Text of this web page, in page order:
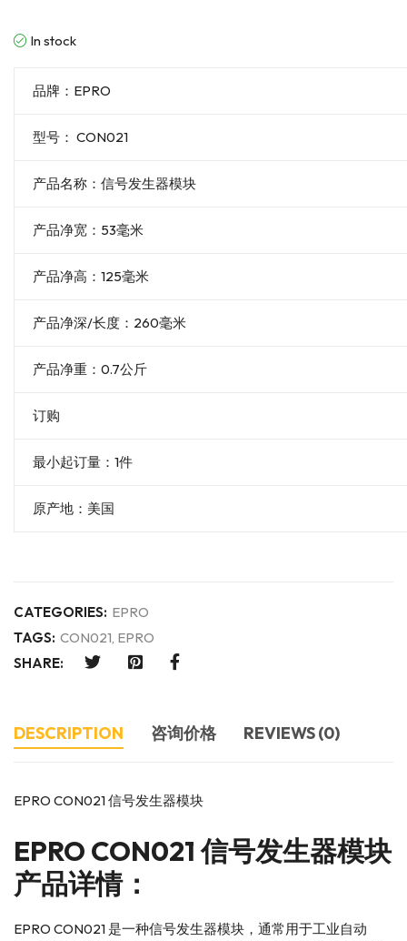
In stock
品牌：EPRO
型号： CON021
产品名称：信号发生器模块
产品净宽：53毫米
产品净高：125毫米
产品净深/长度：260毫米
产品净重：0.7公斤
订购
最小起订量：1件
原产地：美国
CATEGORIES: EPRO
TAGS: CON021, EPRO
SHARE:
DESCRIPTION 咨询价格 REVIEWS (0)
EPRO CON021 信号发生器模块
EPRO CON021 信号发生器模块
产品详情：
EPRO CON021 是一种信号发生器模块，通常用于工业自动